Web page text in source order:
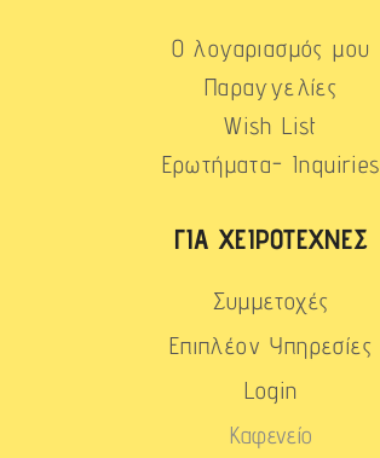
Ο λογαριασμός μου
Παραγγελίες
Wish List
Ερωτήματα- Inquiries
ΓΙΑ ΧΕΙΡΟΤΈΧΝΕΣ
Συμμετοχές
Επιπλέον Υπηρεσίες
Login
Καφενείο